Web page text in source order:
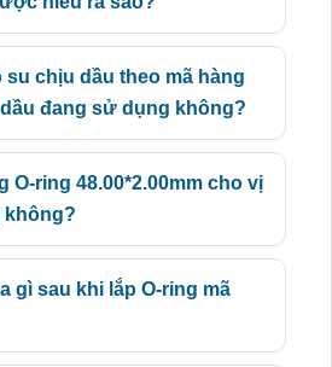
su chịu dầu theo mã hàng
đang sử dụng không?
O-ring 48.00*2.00mm cho vị
không?
gì sau khi lắp O-ring mã